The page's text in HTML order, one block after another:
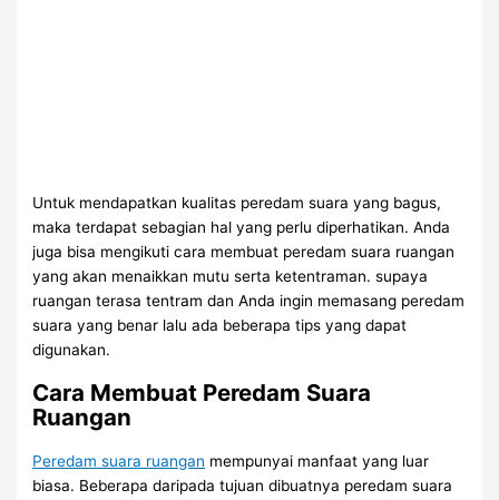
Untuk mendapatkan kualitas peredam suara yang bagus,
maka terdapat sebagian hal yang perlu diperhatikan. Anda
juga bisa mengikuti cara membuat peredam suara ruangan
yang akan menaikkan mutu serta ketentraman. supaya
ruangan terasa tentram dan Anda ingin memasang peredam
suara yang benar lalu ada beberapa tips yang dapat
digunakan.
Cara Membuat Peredam Suara
Ruangan
Peredam suara ruangan mempunyai manfaat yang luar
biasa. Beberapa daripada tujuan dibuatnya peredam suara